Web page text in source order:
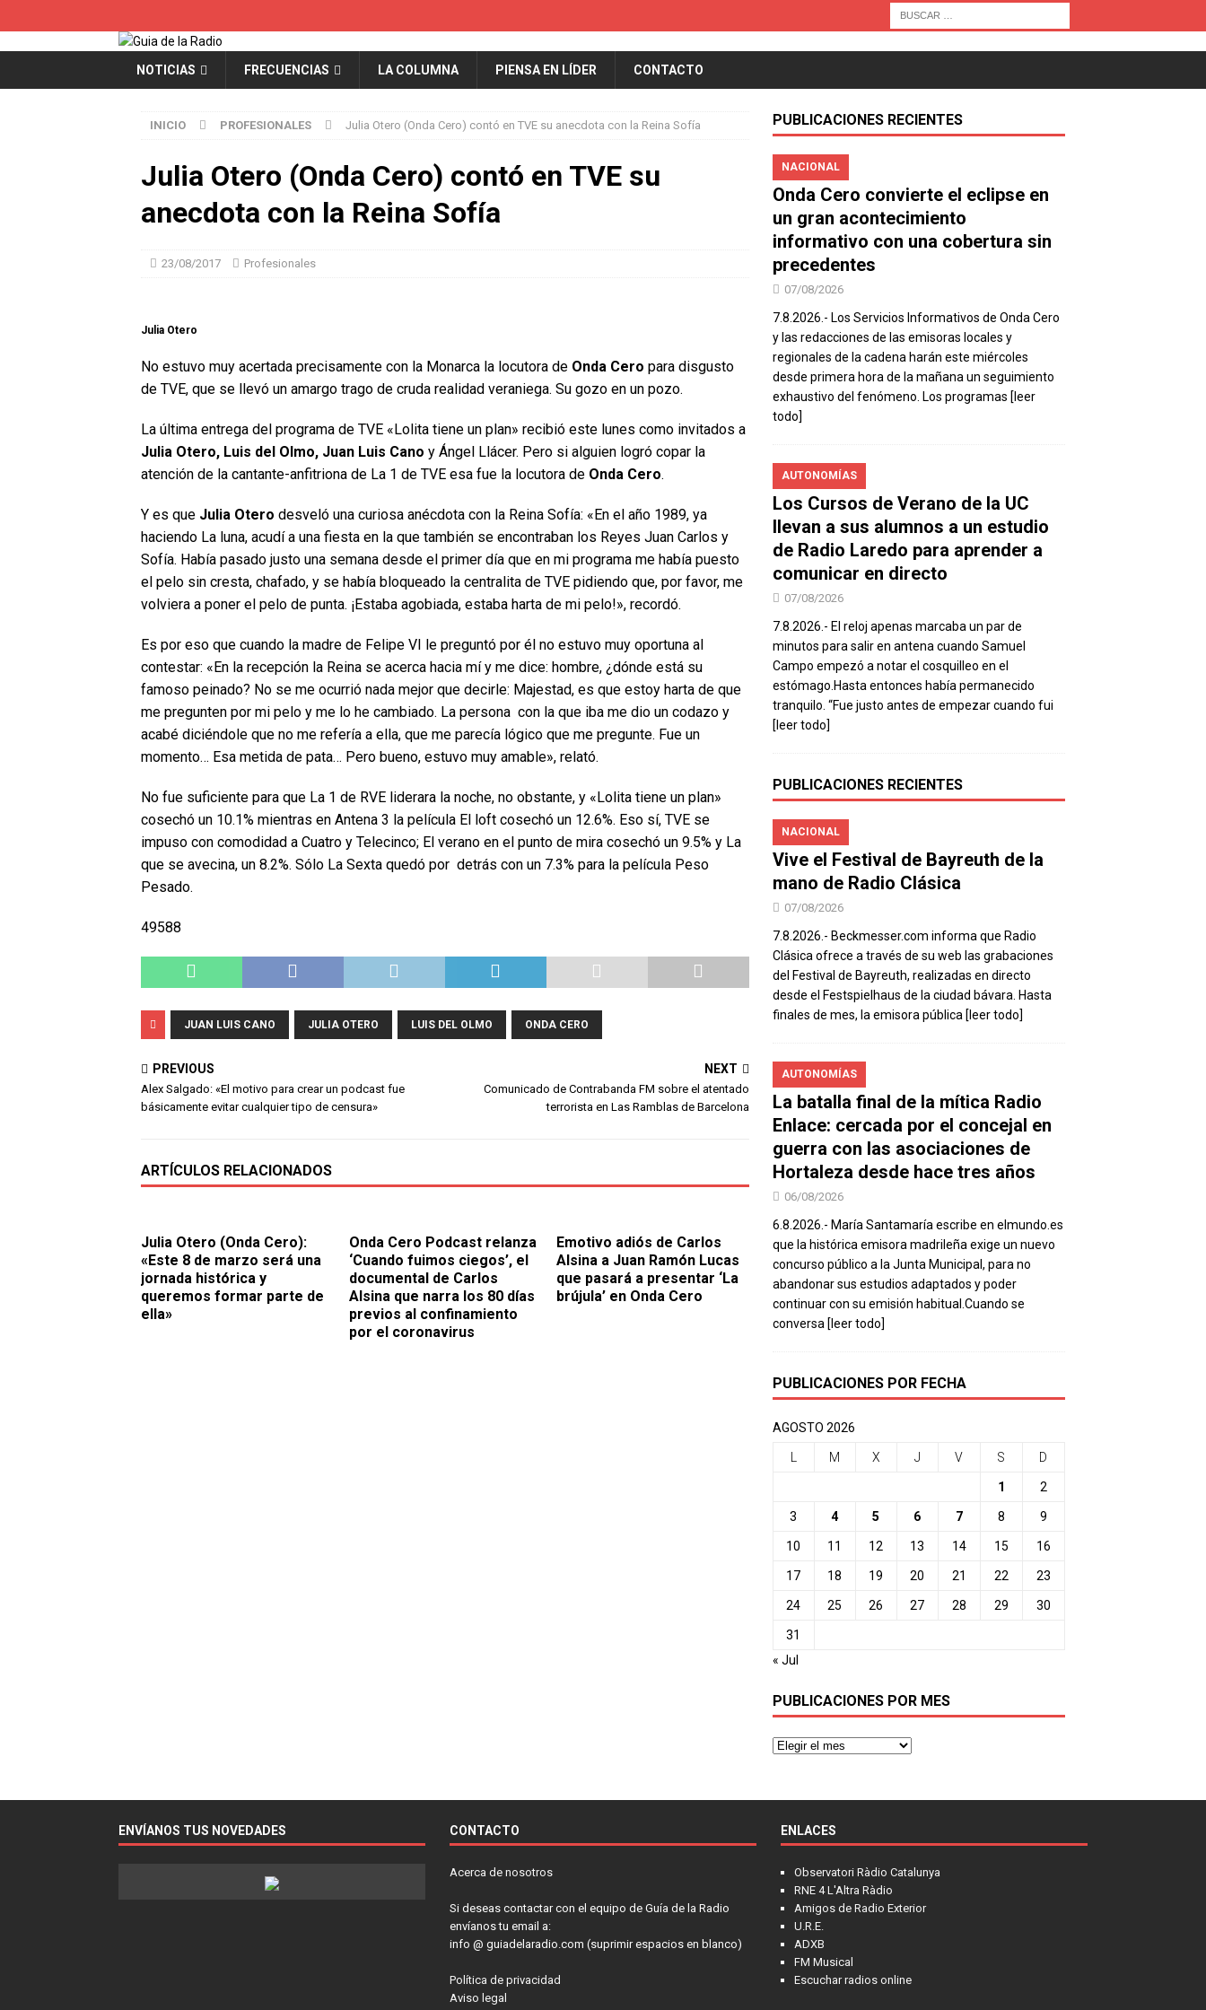
NOTICIAS FRECUENCIAS LA COLUMNA PIENSA EN LÍDER CONTACTO
INICIO PROFESIONALES Julia Otero (Onda Cero) contó en TVE su anecdota con la Reina Sofía
Julia Otero (Onda Cero) contó en TVE su
anecdota con la Reina Sofía
23/08/2017 Profesionales
Julia Otero
No estuvo muy acertada precisamente con la Monarca la locutora de Onda Cero para disgusto
de TVE, que se llevó un amargo trago de cruda realidad veraniega. Su gozo en un pozo.
La última entrega del programa de TVE «Lolita tiene un plan» recibió este lunes como invitados a
Julia Otero, Luis del Olmo, Juan Luis Cano y Ángel Llácer. Pero si alguien logró copar la
atención de la cantante-anfitriona de La 1 de TVE esa fue la locutora de Onda Cero.
Y es que Julia Otero desveló una curiosa anécdota con la Reina Sofía: «En el año 1989, ya
haciendo La luna, acudí a una fiesta en la que también se encontraban los Reyes Juan Carlos y
Sofía. Había pasado justo una semana desde el primer día que en mi programa me había puesto
el pelo sin cresta, chafado, y se había bloqueado la centralita de TVE pidiendo que, por favor, me
volviera a poner el pelo de punta. ¡Estaba agobiada, estaba harta de mi pelo!», recordó.
Es por eso que cuando la madre de Felipe VI le preguntó por él no estuvo muy oportuna al
contestar: «En la recepción la Reina se acerca hacia mí y me dice: hombre, ¿dónde está su
famoso peinado? No se me ocurrió nada mejor que decirle: Majestad, es que estoy harta de que
me pregunten por mi pelo y me lo he cambiado. La persona con la que iba me dio un codazo y
acabé diciéndole que no me refería a ella, que me parecía lógico que me pregunte. Fue un
momento… Esa metida de pata… Pero bueno, estuvo muy amable», relató.
No fue suficiente para que La 1 de RVE liderara la noche, no obstante, y «Lolita tiene un plan»
cosechó un 10.1% mientras en Antena 3 la película El loft cosechó un 12.6%. Eso sí, TVE se
impuso con comodidad a Cuatro y Telecinco; El verano en el punto de mira cosechó un 9.5% y La
que se avecina, un 8.2%. Sólo La Sexta quedó por detrás con un 7.3% para la película Peso
Pesado.
49588
JUAN LUIS CANO JULIA OTERO LUIS DEL OLMO ONDA CERO
PREVIOUS
Alex Salgado: «El motivo para crear un podcast fue
básicamente evitar cualquier tipo de censura»
NEXT
Comunicado de Contrabanda FM sobre el atentado
terrorista en Las Ramblas de Barcelona
ARTÍCULOS RELACIONADOS
Julia Otero (Onda Cero):
«Este 8 de marzo será una
jornada histórica y
queremos formar parte de
ella»
Onda Cero Podcast relanza
‘Cuando fuimos ciegos’, el
documental de Carlos
Alsina que narra los 80 días
previos al confinamiento
por el coronavirus
Emotivo adiós de Carlos
Alsina a Juan Ramón Lucas
que pasará a presentar ‘La
brújula’ en Onda Cero
PUBLICACIONES RECIENTES
NACIONAL
Onda Cero convierte el eclipse en
un gran acontecimiento
informativo con una cobertura sin
precedentes
07/08/2026
7.8.2026.- Los Servicios Informativos de Onda Cero
y las redacciones de las emisoras locales y
regionales de la cadena harán este miércoles
desde primera hora de la mañana un seguimiento
exhaustivo del fenómeno. Los programas [leer
todo]
AUTONOMÍAS
Los Cursos de Verano de la UC
llevan a sus alumnos a un estudio
de Radio Laredo para aprender a
comunicar en directo
07/08/2026
7.8.2026.- El reloj apenas marcaba un par de
minutos para salir en antena cuando Samuel
Campo empezó a notar el cosquilleo en el
estómago.Hasta entonces había permanecido
tranquilo. “Fue justo antes de empezar cuando fui
[leer todo]
PUBLICACIONES RECIENTES
NACIONAL
Vive el Festival de Bayreuth de la
mano de Radio Clásica
07/08/2026
7.8.2026.- Beckmesser.com informa que Radio
Clásica ofrece a través de su web las grabaciones
del Festival de Bayreuth, realizadas en directo
desde el Festspielhaus de la ciudad bávara. Hasta
finales de mes, la emisora pública [leer todo]
AUTONOMÍAS
La batalla final de la mítica Radio
Enlace: cercada por el concejal en
guerra con las asociaciones de
Hortaleza desde hace tres años
06/08/2026
6.8.2026.- María Santamaría escribe en elmundo.es
que la histórica emisora madrileña exige un nuevo
concurso público a la Junta Municipal, para no
abandonar sus estudios adaptados y poder
continuar con su emisión habitual.Cuando se
conversa [leer todo]
PUBLICACIONES POR FECHA
AGOSTO 2026
M X J V S D
1 2
3 4 5 6 7 8 9
10 11 12 13 14 15 16
17 18 19 20 21 22 23
24 25 26 27 28 29 30
31
« Jul
PUBLICACIONES POR MES
ENVÍANOS TUS NOVEDADES CONTACTO
Acerca de nosotros
Si deseas contactar con el equipo de Guía de la Radio
envíanos tu email a:
info @ guiadelaradio.com (suprimir espacios en blanco)
Política de privacidad
Aviso legal
ENLACES
Observatori Ràdio Catalunya
RNE 4 L'Altra Ràdio
Amigos de Radio Exterior
U.R.E.
ADXB
FM Musical
Escuchar radios online